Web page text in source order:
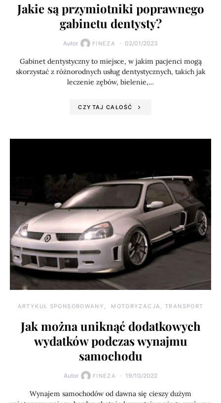
Jakie są przymiotniki poprawnego
gabinetu dentysty?
Autor FINEZA 02/01/2023
Gabinet dentystyczny to miejsce, w jakim pacjenci mogą
skorzystać z różnorodnych usług dentystycznych, takich jak
leczenie zębów, bielenie,…
CZYTAJ CAŁOŚĆ
ARTYKUŁ SPONSOROWANY MOTORYZACJA, TRANSPORT
Jak można uniknąć dodatkowych
wydatków podczas wynajmu
samochodu
Autor FINEZA 19/10/2022
Wynajem samochodów od dawna się cieszy dużym